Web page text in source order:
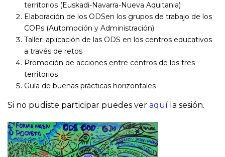
territorios (Euskadi-Navarra-Nueva Aquitania)
Elaboración de los ODSen los grupos de trabajo de los
COPs (Automoción y Administración)
Taller: aplicación de las ODS en los centros educativos
a través de retos
Promoción de acciones entre centros de los tres
territorios
Guía de buenas prácticas horizontales
Si no pudiste participar puedes ver aquí la sesión.